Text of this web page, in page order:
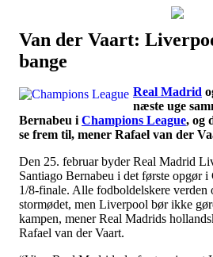
Наши партнеры
Van der Vaart:
bange
Real Madrid
næste uge
Bernabeu i Champions League, og
se frem til, mener Rafael van der
Den 25. februar byder Real Madrid
Santiago Bernabeu i det første opgør i
1/8-finale. Alle fodboldelskere verden
stormødet, men Liverpool bør ikke
kampen, mener Real Madrids
Rafael van der Vaart.